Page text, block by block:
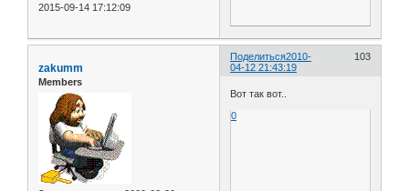
2015-09-14 17:12:09
Поделиться 103
2010-
04-12 21:43:19
zakumm
Members
Вот так вот..
0